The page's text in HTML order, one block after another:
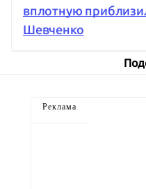
вплотную
Шевченко
Реклама